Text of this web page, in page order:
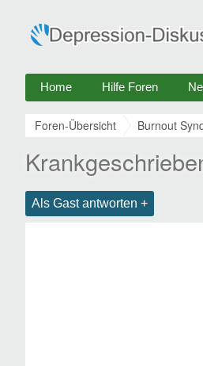
Home Hilfe Foren
Foren-Übersicht Burnout
Als Gast antworten +